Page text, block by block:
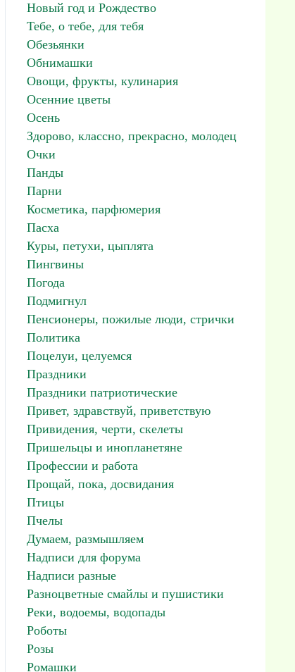
Новый год и Рождество
Тебе, о тебе, для тебя
Обезьянки
Обнимашки
Овощи, фрукты, кулинария
Осенние цветы
Осень
Здорово, классно, прекрасно, молодец
Очки
Панды
Парни
Косметика, парфюмерия
Пасха
Куры, петухи, цыплята
Пингвины
Погода
Подмигнул
Пенсионеры, пожилые люди, стрички
Политика
Поцелуи, целуемся
Праздники
Праздники патриотические
Привет, здравствуй, приветствую
Привидения, черти, скелеты
Пришельцы и инопланетяне
Профессии и работа
Прощай, пока, досвидания
Птицы
Пчелы
Думаем, размышляем
Надписи для форума
Надписи разные
Разноцветные смайлы и пушистики
Реки, водоемы, водопады
Роботы
Розы
Ромашки